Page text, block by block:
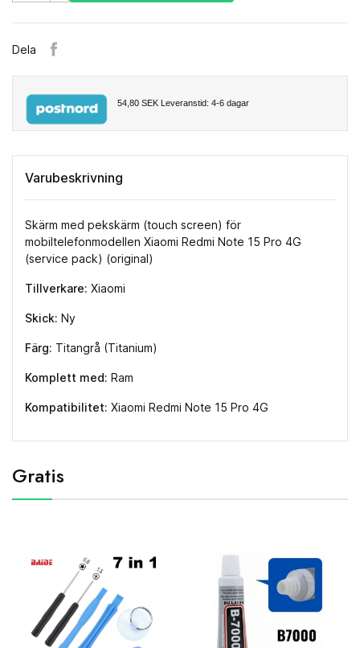
Dela
54,80 SEK Leveranstid: 4-6 dagar
Varubeskrivning
Skärm med pekskärm (touch screen) för
mobiltelefonmodellen Xiaomi Redmi Note 15 Pro 4G
(service pack) (original)
Tillverkare: Xiaomi
Skick: Ny
Färg: Titangrå (Titanium)
Komplett med: Ram
Kompatibilitet: Xiaomi Redmi Note 15 Pro 4G
Gratis